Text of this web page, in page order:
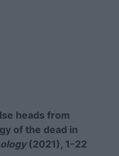
heads from
of the dead in
(2021), 1-22